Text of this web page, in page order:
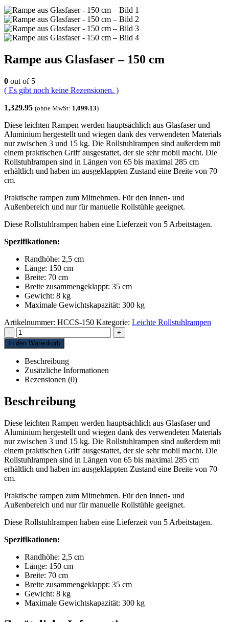
Rampe aus Glasfaser – 150 cm
0 out of 5
( Es gibt noch keine Rezensionen. )
1,329.95 (ohne MwSt: 1,099.13)
Diese leichten Rampen werden hauptsächlich aus Glasfaser und
Aluminium hergestellt und wiegen dank des verwendeten Materials
nur zwischen 3 und 15 kg. Die Rollstuhlrampen sind außerdem mit
einem praktischen Griff ausgestattet, der sie sehr mobil macht. Die
Rollstuhlrampen sind in Längen von 65 bis maximal 285 cm
erhältlich und haben im ausgeklappten Zustand eine Breite von 70
cm.
Praktische rampen zum Mitnehmen. Für den Innen- und
Außenbereich und nur für manuelle Rollstühle geeignet.
Diese Rollstuhlrampen haben eine Lieferzeit von 5 Arbeitstagen.
Spezifikationen:
Randhöhe: 2,5 cm
Länge: 150 cm
Breite: 70 cm
Breite zusammengeklappt: 35 cm
Gewicht: 8 kg
Maximale Gewichtskapazität: 300 kg
Artikelnummer: HCCS-150 Kategorie: Leichte Rollstuhlrampen
-
+
In den Warenkorb
Beschreibung
Zusätzliche Informationen
Rezensionen (0)
Beschreibung
Diese leichten Rampen werden hauptsächlich aus Glasfaser und
Aluminium hergestellt und wiegen dank des verwendeten Materials
nur zwischen 3 und 15 kg. Die Rollstuhlrampen sind außerdem mit
einem praktischen Griff ausgestattet, der sie sehr mobil macht. Die
Rollstuhlrampen sind in Längen von 65 bis maximal 285 cm
erhältlich und haben im ausgeklappten Zustand eine Breite von 70
cm.
Praktische rampen zum Mitnehmen. Für den Innen- und
Außenbereich und nur für manuelle Rollstühle geeignet.
Diese Rollstuhlrampen haben eine Lieferzeit von 5 Arbeitstagen.
Spezifikationen:
Randhöhe: 2,5 cm
Länge: 150 cm
Breite: 70 cm
Breite zusammengeklappt: 35 cm
Gewicht: 8 kg
Maximale Gewichtskapazität: 300 kg